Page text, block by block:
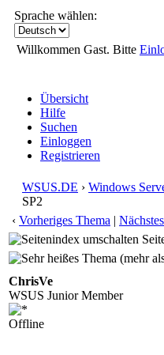
Sprache wählen:
Willkommen Gast. Bitte
Übersicht
Hilfe
Suchen
Einloggen
Registrieren
WSUS.DE › Windows
SP2
‹ Vorheriges Thema |
ChrisVe
WSUS Junior Member
Offline